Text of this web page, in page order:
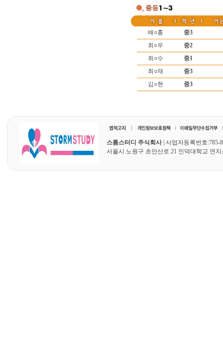
배○홍
중3
최○우
중2
최○수
중1
최○재
중3
김○현
중3
스톰스터디 주식회사| 사업자등록번호:785-
서울시 노원구 초안산로 21 인덕대학교 연지